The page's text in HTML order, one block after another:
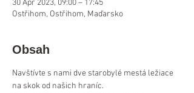
30 Apr 2023, 09:00 – 17:45
Ostřihom, Ostřihom, Maďarsko
Obsah
Navštívte s nami dve starobylé mestá ležiace
na skok od našich hraníc.